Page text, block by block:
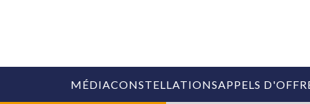
MÉDIACONSTELLATIONSAPPELS